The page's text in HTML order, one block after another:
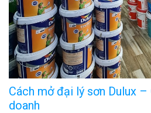
Cách mở đại lý sơn Dulux
doanh